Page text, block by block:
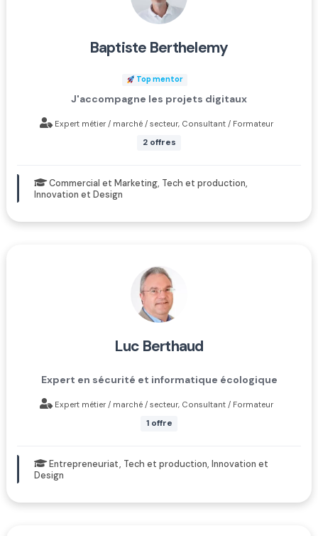
baptiste berthelemy
Top mentor
J'accompagne les projets digitaux
Expert métier / marché / secteur, Consultant / Formateur
2 offres
Commercial et Marketing, Tech et production,
Innovation et Design
luc berthaud
Expert en sécurité et informatique écologique
Expert métier / marché / secteur, Consultant / Formateur
1 offre
Entrepreneuriat, Tech et production, Innovation et
Design